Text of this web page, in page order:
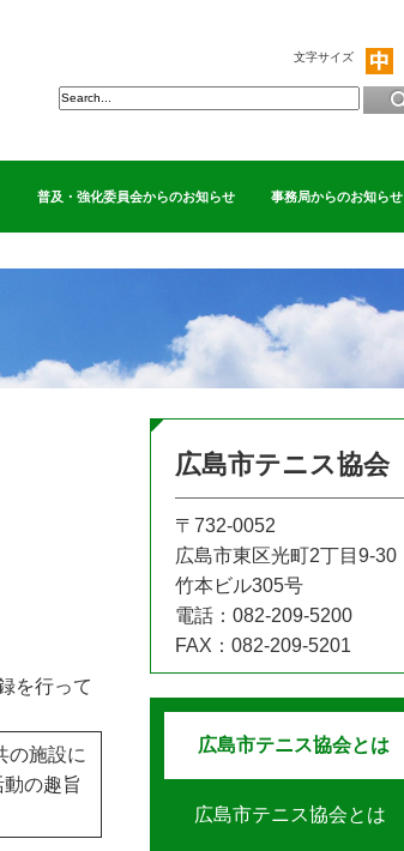
文字サイズ
普及・強化委員会からのお知らせ 事務局からのお知らせ
を行って
の施設に
の趣旨
広島市テニス協会
〒732-0052
広島市東区光町2丁目9-30
竹本ビル305号
電話：082-209-5200
FAX：082-209-5201
広島市テニス協会とは
広島市テニス協会とは